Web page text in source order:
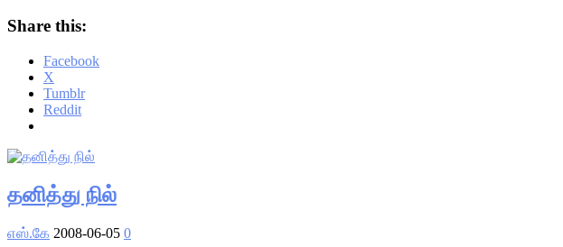
Share this:
Facebook
X
Tumblr
Reddit
தனித்து நில்
எஸ்.கே 2008-06-05 0